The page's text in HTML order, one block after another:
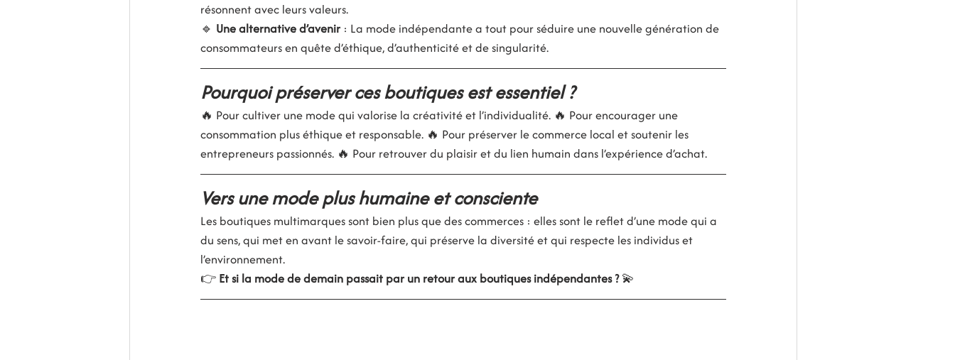
résonnent avec leurs valeurs.
🔹 Une alternative d’avenir : La mode indépendante a tout pour séduire une nouvelle génération de
consommateurs en quête d’éthique, d’authenticité et de singularité.
Pourquoi préserver ces boutiques est essentiel ?
🔥 Pour cultiver une mode qui valorise la créativité et l’individualité. 🔥 Pour encourager une
consommation plus éthique et responsable. 🔥 Pour préserver le commerce local et soutenir les
entrepreneurs passionnés. 🔥 Pour retrouver du plaisir et du lien humain dans l’expérience d’achat.
Vers une mode plus humaine et consciente
Les boutiques multimarques sont bien plus que des commerces : elles sont le reflet d’une mode qui a
du sens, qui met en avant le savoir-faire, qui préserve la diversité et qui respecte les individus et
l’environnement.
👉 Et si la mode de demain passait par un retour aux boutiques indépendantes ? 💫